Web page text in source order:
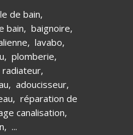
de bain,
bain, baignoire,
, lavabo,
, plomberie,
radiateur,
, adoucisseur,
, réparation de
canalisation,
, ...